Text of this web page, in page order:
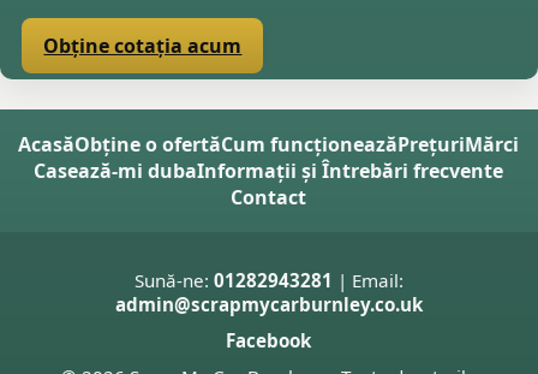
Obține cotația acum
AcasăObține o ofertăCum funcționeazăPrețuriMărci
Casează-mi dubaInformații și Întrebări frecvente
Contact
Sună-ne: 01282943281 | Email:
admin@scrapmycarburnley.co.uk
Facebook